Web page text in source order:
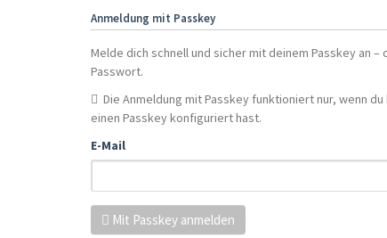
Anmeldung mit Passkey
Melde dich schnell und sicher mit deinem Passkey an –
Passwort.
Die Anmeldung mit Passkey funktioniert nur, wenn
einen Passkey konfiguriert hast.
E-Mail
Mit Passkey anmelden